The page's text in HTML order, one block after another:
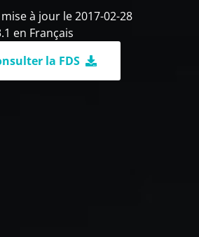
à jour le 2017-02-28
en Français
la FDS